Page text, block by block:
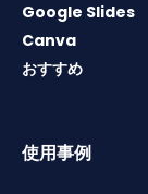
Google Slides
Canva
おすすめ
使用事例